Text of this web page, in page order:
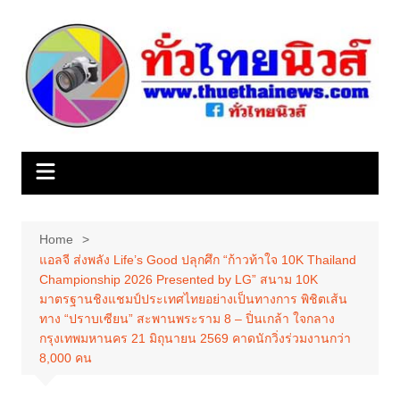
content
Home
แอลจี ส่งพลัง Life’s Good ปลุกศึก “ก้าวท้าใจ 10K Thailand
Championship 2026 Presented by LG” สนาม 10K
มาตรฐานชิงแชมป์ประเทศไทยอย่างเป็นทางการ พิชิตเส้น
ทาง “ปราบเซียน” สะพานพระราม 8 – ปิ่นเกล้า ใจกลาง
กรุงเทพมหานคร 21 มิถุนายน 2569 คาดนักวิ่งร่วมงานกว่า
8,000 คน